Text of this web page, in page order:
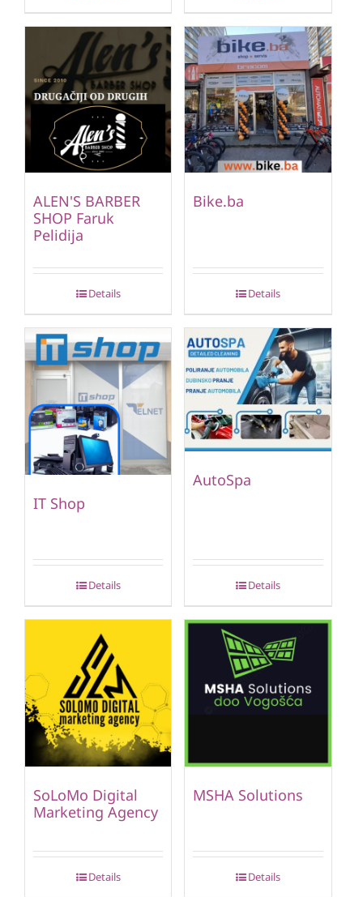
ALEN'S BARBER
SHOP Faruk
Pelidija
Details
Bike.ba
Details
IT Shop
Details
AutoSpa
Details
SoLoMo Digital
Marketing Agency
Details
MSHA Solutions
Details